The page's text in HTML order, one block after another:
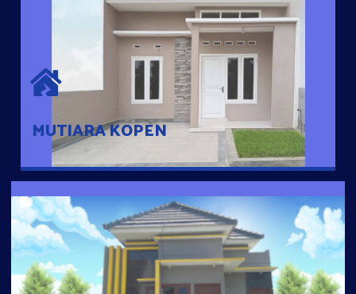
MUTIARA KOPEN
MUTIARA KOPEN
Hunian nyaman dengan suasana pedesaan. 10 menit dari pusat
kota, 2 menit dari Ring Road
BGF HOUSE